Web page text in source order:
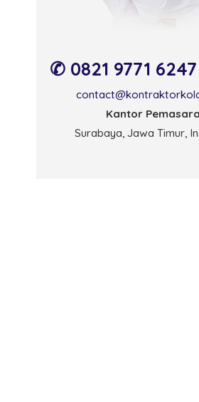
✆ 0821 9771
Kantor
Surabaya, Jawa Timur,